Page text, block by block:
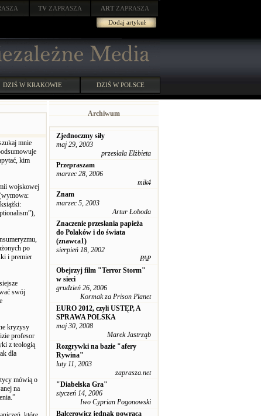
TV ZAPRASZA ART ZAPRASZA
Dodaj artykuł
DZIŚ W KRAKOWIE DZIŚ W POLSCE
mnie
kim
wojskowej
po
i premier
swój
kryzysy
profesor
z teologią
dla
mówią o
na
Archiwum
Zjednoczmy siły
maj 29, 2003
przesłala Elżbieta
Przepraszam
marzec 28, 2006
mik4
Znam
marzec 5, 2003
Artur Łoboda
Znaczenie przesłania papieża
do Polaków i do świata
(znawca1)
sierpień 18, 2002
PAP
Obejrzyj film "Terror Storm"
w sieci
grudzień 26, 2006
Kormak za Prison Planet
EURO 2012, czyli USTĘP, A
SPRAWA POLSKA
maj 30, 2008
Marek Jastrząb
Rozgrywki na bazie "afery
Rywina"
luty 11, 2003
zaprasza.net
"Diabelska Gra"
styczeń 14, 2006
Iwo Cyprian Pogonowski
Balcerowicz jednak powraca